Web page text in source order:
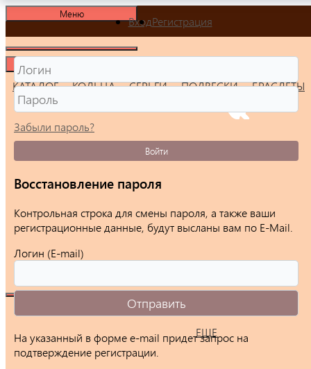
Меню
КАТАЛОГ КОЛЬЦА СЕРЬГИ ПОДВЕСКИ БРАСЛЕТЫ
ЕЩЕ
ВходРегистрация
Забыли пароль?
Войти
Восстановление пароля
Контрольная строка для смены пароля, а также ваши
регистрационные данные, будут высланы вам по E-Mail.
Логин (E-mail)
На указанный в форме e-mail придет запрос на
подтверждение регистрации.